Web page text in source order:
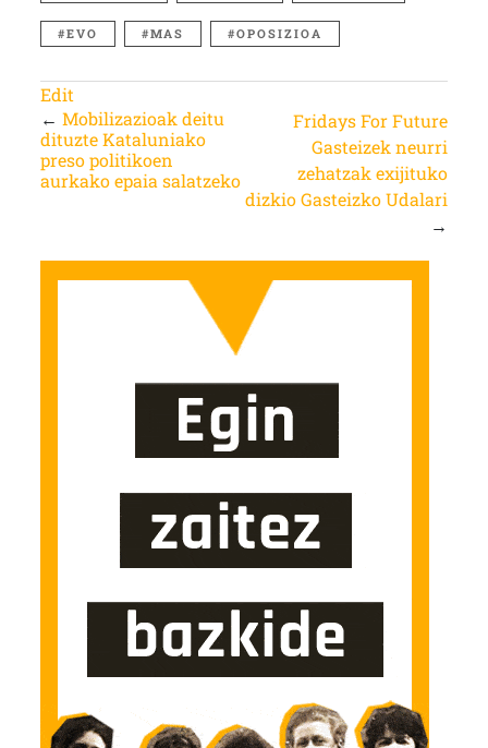
EVO MAS OPOSIZIOA
Edit
← Mobilizazioak deitu
dituzte Kataluniako
preso politikoen
aurkako epaia salatzeko
Fridays For Future
Gasteizek neurri
zehatzak exijituko
dizkio Gasteizko Udalari
→